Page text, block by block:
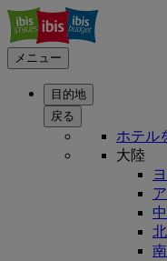
メニュー
目的地
戻る
ホテル
大陸